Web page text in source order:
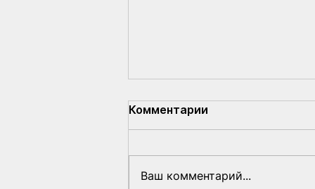
Комментарии
Ваш комментарий...